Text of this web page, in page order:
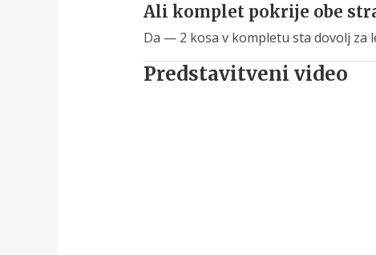
Ali komplet pokrije obe
Da — 2 kosa v kompletu sta dovolj za
Predstavitveni video